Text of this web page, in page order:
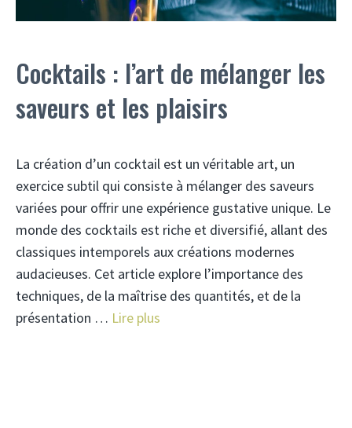
Cocktails : l’art de mélanger les
saveurs et les plaisirs
La création d’un cocktail est un véritable art, un
exercice subtil qui consiste à mélanger des saveurs
variées pour offrir une expérience gustative unique. Le
monde des cocktails est riche et diversifié, allant des
classiques intemporels aux créations modernes
audacieuses. Cet article explore l’importance des
techniques, de la maîtrise des quantités, et de la
présentation … Lire plus